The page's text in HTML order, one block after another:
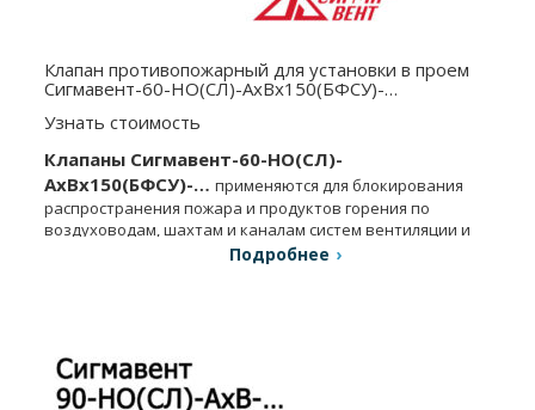
Клапан противопожарный для установки в проем
Сигмавент-60-НО(СЛ)-АхВx150(БФСУ)-…
Узнать стоимость
Клапаны Сигмавент-60-НО(СЛ)-
АхВx150(БФСУ)-…применяются для блокирования
распространения пожара и продуктов горения по
воздуховодам, шахтам и каналам систем вентиляции и
Подробнее